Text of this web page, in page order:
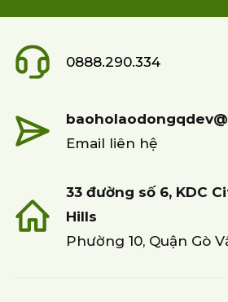
0888.290.334
Email liên hệ
33 đường số 6, KDC
Hills
Phường 10, Quận Gò